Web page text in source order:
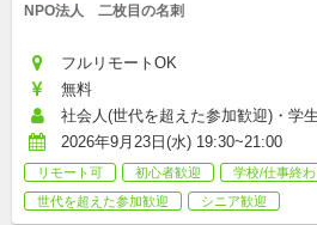
NPO法人　二枚目の名刺
フルリモートOK
無料
社会人(世代を超えた参加歓迎)・学
2026年9月23日(水) 19:30~21:00
リモート可 初心者歓迎
学校/仕事終
世代を超えた参加歓迎
シニア歓迎